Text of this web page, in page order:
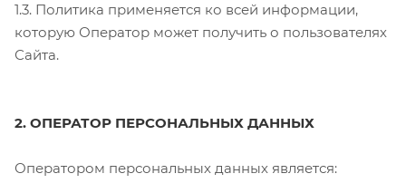
1.3. Политика применяется ко всей информации,
которую Оператор может получить о пользователях
Сайта.
2. ОПЕРАТОР ПЕРСОНАЛЬНЫХ ДАННЫХ
Оператором персональных данных является: